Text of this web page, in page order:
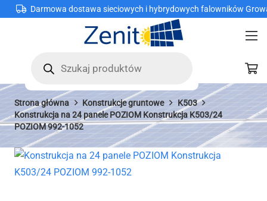
Darmowa dostawa sieciowych i hybrydowych falowników
produktów
Strona główna Konstrukcje gruntowe
K503
Konstrukcja na 24 panele POZIOM Konstrukcja K503/24
POZIOM 992-1052